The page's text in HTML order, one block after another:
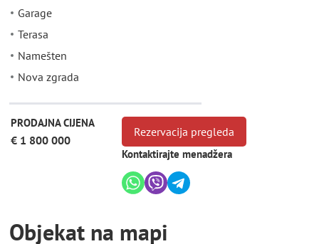
Garage
Terasa
Namešten
Nova zgrada
PRODAJNA CIJENA
€ 1 800 000
Rezervacija pregleda
Kontaktirajte menadžera
Objekat na mapi